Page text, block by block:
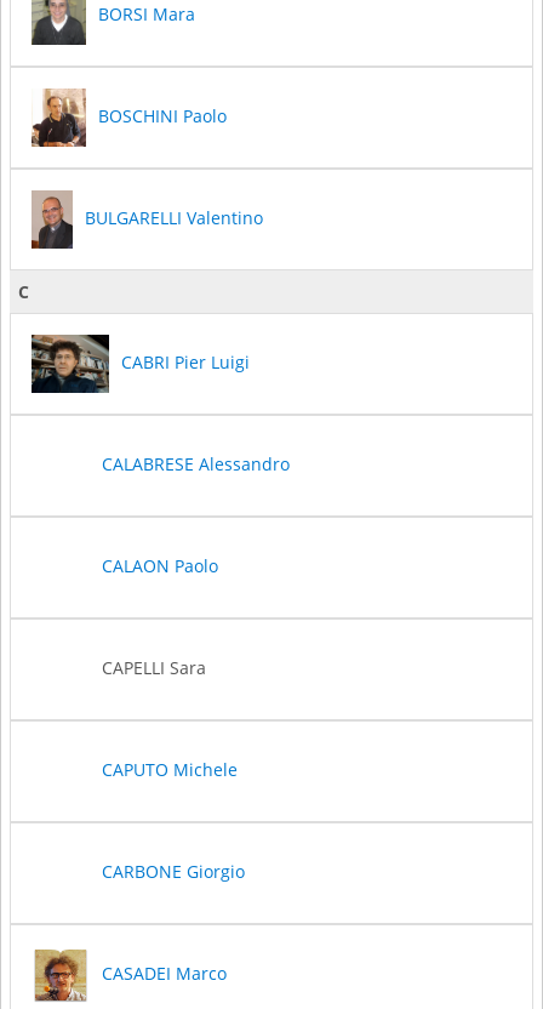
BORSI Mara
BOSCHINI Paolo
BULGARELLI Valentino
C
CABRI Pier Luigi
CALABRESE Alessandro
CALAON Paolo
CAPELLI Sara
CAPUTO Michele
CARBONE Giorgio
CASADEI Marco